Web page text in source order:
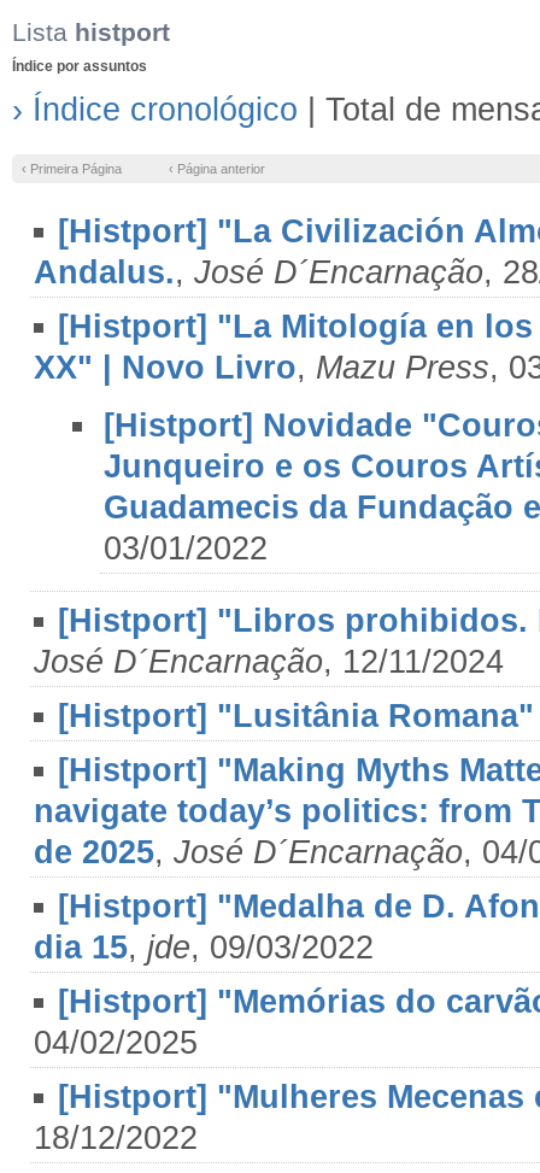
Lista histport
Índice por assuntos
› Índice cronológico | Total de
‹ Primeira Página ‹ Página anterior
[Histport] "La Civilización
Andalus., José D´Encarnação,
[Histport] "La Mitología en
XX" | Novo Livro, Mazu Press,
[Histport] Novidade
Junqueiro e os Couros
Guadamecis da Fundação
03/01/2022
[Histport] "Libros prohibidos.
José D´Encarnação, 12/11/2024
[Histport] "Lusitânia
[Histport] "Making Myths
navigate today’s politics: from
de 2025, José D´Encarnação, 04/
[Histport] "Medalha de D.
dia 15, jde, 09/03/2022
[Histport] "Memórias do
04/02/2025
[Histport] "Mulheres Mecenas
18/12/2022